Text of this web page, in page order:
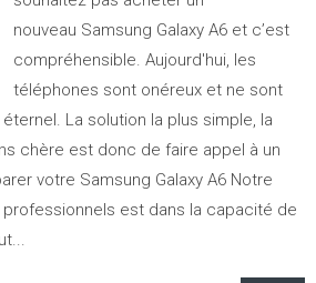
nouveau Samsung Galaxy A6 et c’est
compréhensible. Aujourd'hui, les
téléphones sont onéreux et ne sont
La solution la plus simple, la
chère est donc de faire appel à un
votre Samsung Galaxy A6 Notre
est dans la capacité de